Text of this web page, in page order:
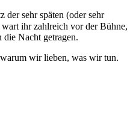
der sehr späten (oder sehr
ihr zahlreich vor der Bühne,
die Nacht getragen.
wir lieben, was wir tun.